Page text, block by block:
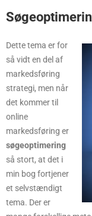
Dette tema er for
så vidt en del af
markedsføring
strategi, men når
det kommer til
online
markedsføring er
søgeoptimering
så stort, at det i
min bog fortjener
et selvstændigt
tema. Der er